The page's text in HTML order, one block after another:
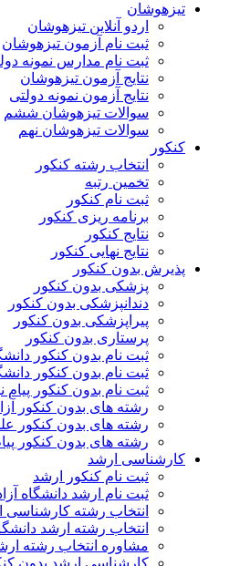
تیزهوشان
اردو آنلاین تیزهوشان
ثبت نام آزمون تیزهوشان
ثبت نام مدارس نمونه
نتایج آزمون تیزهوشان
نتایج آزمون نمونه دولتی
سوالات تیزهوشان ششم
سوالات تیزهوشان نهم
کنکور
انتخاب رشته کنکور
تخمین رتبه
ثبت نام کنکور
برنامه ریزی کنکور
نتایج کنکور
نتایج نهایی کنکور
پذیرش بدون کنکور
پزشکی بدون کنکور
دندانپزشکی بدون کنکور
پیراپزشکی بدون کنکور
پرستاری بدون کنکور
ثبت نام بدون کنکور
ثبت نام بدون کنکور
ثبت نام بدون کنکور پیام
رشته های بدون کنکور
رشته های بدون کنکور
رشته های بدون کنکور
کارشناسی ارشد
ثبت نام کنکور ارشد
ثبت نام ارشد دانشگاه
انتخاب رشته کارشناسی
انتخاب رشته ارشد
مشاوره انتخاب رشته
کارشناسی ارشد بدون